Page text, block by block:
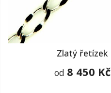
Zlatý řetízek
od 8 450 Kč